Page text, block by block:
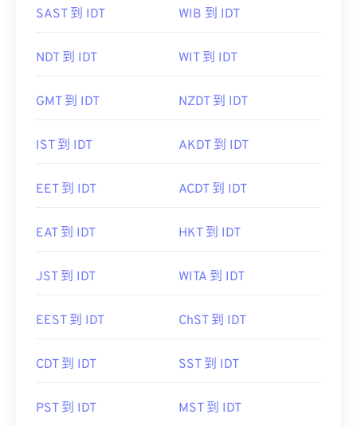
SAST 到 IDT WIB 到 IDT
NDT 到 IDT WIT 到 IDT
GMT 到 IDT NZDT 到 IDT
IST 到 IDT AKDT 到 IDT
EET 到 IDT ACDT 到 IDT
EAT 到 IDT HKT 到 IDT
JST 到 IDT WITA 到 IDT
EEST 到 IDT ChST 到 IDT
CDT 到 IDT SST 到 IDT
PST 到 IDT MST 到 IDT